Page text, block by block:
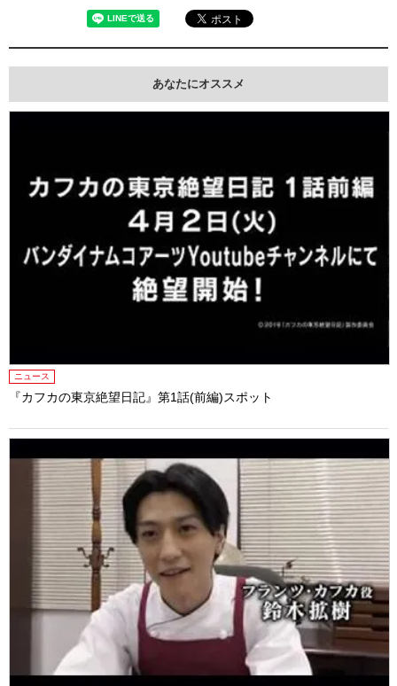
あなたにオススメ
ニュース
『カフカの東京絶望日記』第1話(前編)スポット